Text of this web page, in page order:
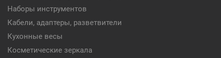
Наборы инструментов
Кабели, адаптеры, разветвители
Кухонные весы
Косметические зеркала